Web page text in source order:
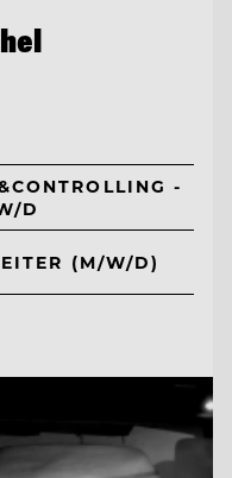
-
D
(M/W/D)